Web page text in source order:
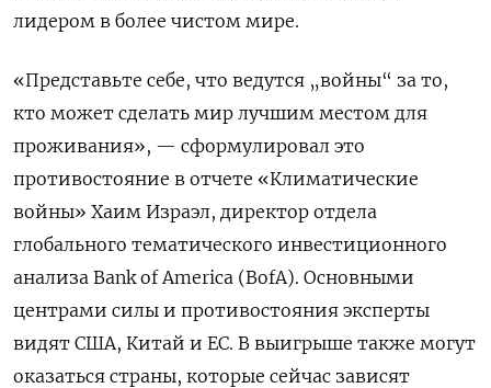
лидером в более чистом мире.
«Представьте себе, что ведутся „войны“ за то,
кто может сделать мир лучшим местом для
проживания», — сформулировал это
противостояние в отчете «Климатические
войны» Хаим Израэл, директор отдела
глобального тематического инвестиционного
анализа Bank of America (BofA). Основными
центрами силы и противостояния эксперты
видят США, Китай и ЕС. В выигрыше также могут
оказаться страны, которые сейчас зависят